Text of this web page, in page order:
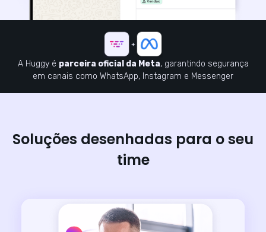
A Huggy é parceira oficial da Meta, garantindo segurança
em canais como WhatsApp, Instagram e Messenger
Soluções desenhadas para o seu
time